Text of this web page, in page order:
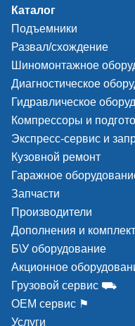
Каталог
Подъемники
Развал/схождение
Шиномонтажное
Диагностическое
Гидравлическое
Компрессоры и
Экспресс-сервис и
Кузовной ремонт
Гаражное
Запчасти
Производители
Дополнения и
Б\У оборудование
Акционное
Грузовой сервис ⛟
ОЕМ сервис ⚑
Услуги